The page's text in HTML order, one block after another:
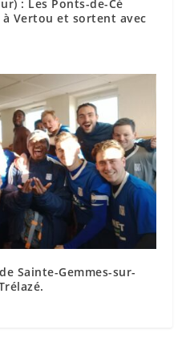
: Les Ponts-de-Cé
Vertou et sortent avec
Sainte-Gemmes-sur-